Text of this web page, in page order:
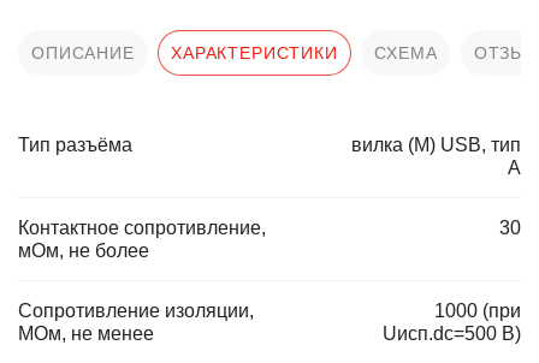
ОПИСАНИЕ ХАРАКТЕРИСТИКИ СХЕМА
Тип разъёма
вилка (M) USB, тип
А
Контактное сопротивление,
мОм, не более
30
Сопротивление изоляции,
МОм, не менее
1000 (при
Uисп.dc=500 В)